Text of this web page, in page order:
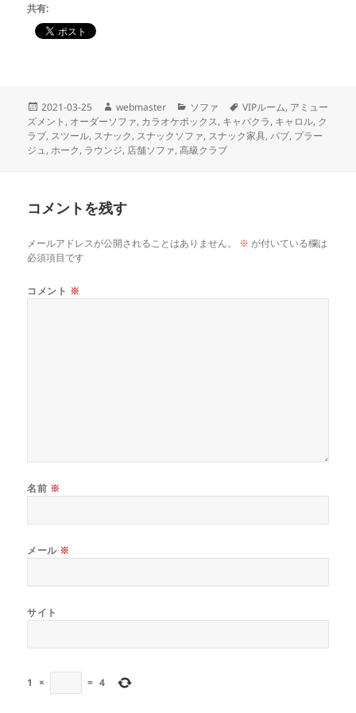
共有:
投
稿
日:
2021-03-25
作
成
者
webmaster
カ
テ
ゴ
リ
ソファ
タ
グ
VIPルーム, アミュー
ズメント , オーダーソファ, カラオケボックス, キャバクラ, キャロル, ク
ラブ, スツール, スナック, スナックソファ, スナック家具,パブ, プラー
ジュ,ホーク, ラウンジ, 店舗ソファ,高級クラブ
コメントを残す
メールアドレスが公開されることはありません。 ※ が付いている欄は
必須項目です
コメント ※
名前 ※
メール ※
サイト
1 × = 4